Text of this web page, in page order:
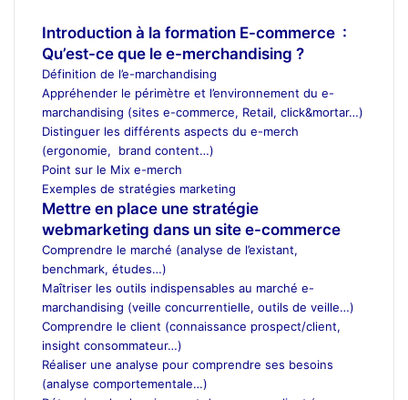
Introduction à la formation E-commerce :
Qu’est-ce que le e-merchandising ?
Définition de l’e-marchandising
Appréhender le périmètre et l’environnement du e-
marchandising (sites e-commerce, Retail, click&mortar…)
Distinguer les différents aspects du e-merch
(ergonomie, brand content…)
Point sur le Mix e-merch
Exemples de stratégies marketing
Mettre en place une stratégie
webmarketing dans un site e-commerce
Comprendre le marché (analyse de l’existant,
benchmark, études…)
Maîtriser les outils indispensables au marché e-
marchandising (veille concurrentielle, outils de veille…)
Comprendre le client (connaissance prospect/client,
insight consommateur…)
Réaliser une analyse pour comprendre ses besoins
(analyse comportementale…)